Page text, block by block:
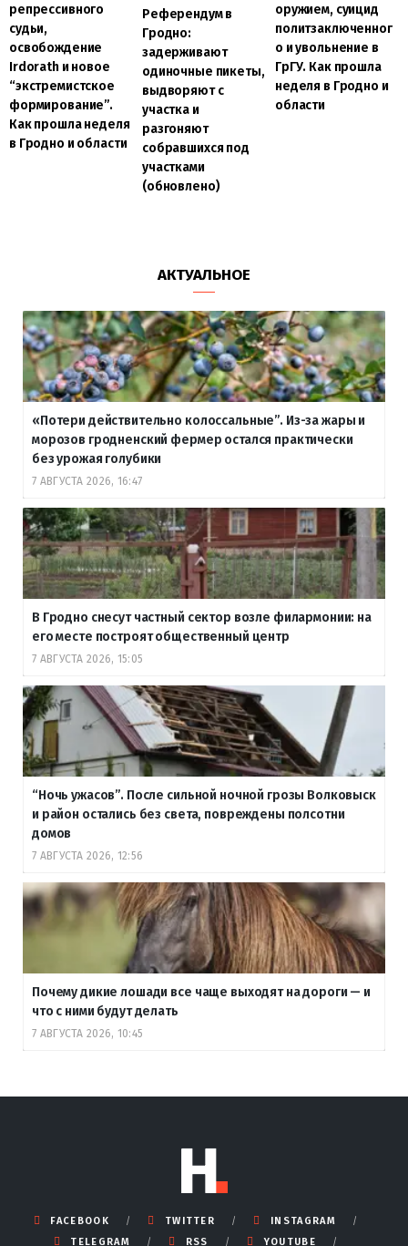
репрессивного
судьи,
освобождение
Irdorath и новое
“экстремистское
формирование”.
Как прошла неделя
в Гродно и области
Референдум в
Гродно:
задерживают
одиночные пикеты,
выдворяют с
участка и
разгоняют
собравшихся под
участками
(обновлено)
оружием, суицид
политзаключенног
о и увольнение в
ГрГУ. Как прошла
неделя в Гродно и
области
АКТУАЛЬНОЕ
«Потери действительно колоссальные”. Из-за жары и
морозов гродненский фермер остался практически
без урожая голубики
7 АВГУСТА 2026, 16:47
В Гродно снесут частный сектор возле филармонии: на
его месте построят общественный центр
7 АВГУСТА 2026, 15:05
“Ночь ужасов”. После сильной ночной грозы Волковыск
и район остались без света, повреждены полсотни
домов
7 АВГУСТА 2026, 12:56
Почему дикие лошади все чаще выходят на дороги — и
что с ними будут делать
7 АВГУСТА 2026, 10:45
FACEBOOK TWITTER
INSTAGRAM
TELEGRAM
RSS YOUTUBE